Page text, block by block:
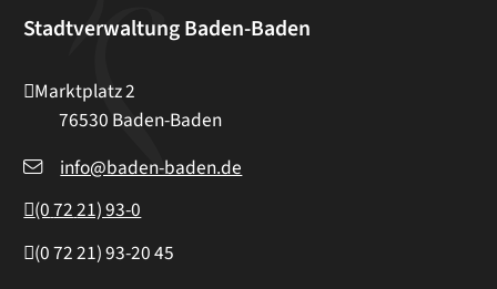
Stadtverwaltung Baden-Baden
Marktplatz 2
76530 Baden-Baden
info@baden-baden.de
(07221) 93-0
(07221) 93-2045